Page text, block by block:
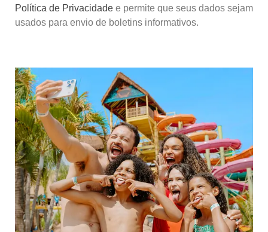
Política de Privacidade e permite que seus dados sejam
usados para envio de boletins informativos.